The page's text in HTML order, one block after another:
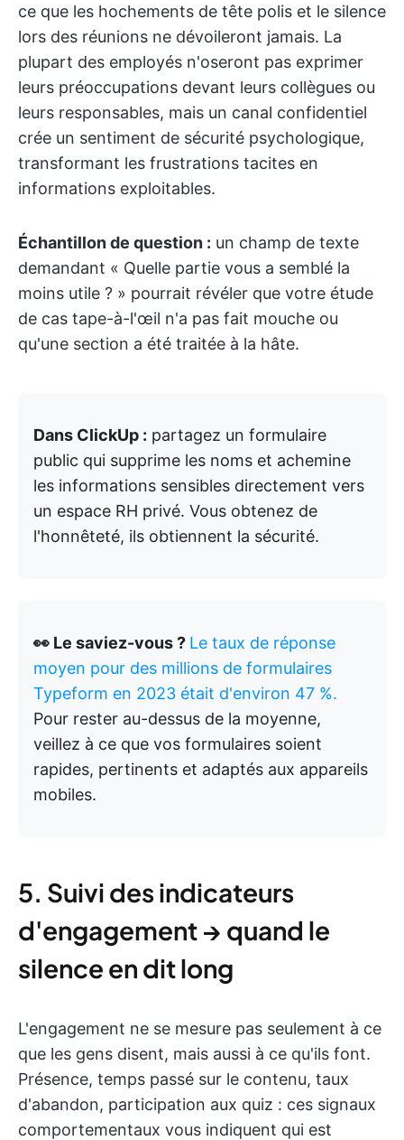
ce que les hochements de tête polis et le silence
lors des réunions ne dévoileront jamais. La
plupart des employés n'oseront pas exprimer
leurs préoccupations devant leurs collègues ou
leurs responsables, mais un canal confidentiel
crée un sentiment de sécurité psychologique,
transformant les frustrations tacites en
informations exploitables.
Échantillon de question : un champ de texte
demandant « Quelle partie vous a semblé la
moins utile ? » pourrait révéler que votre étude
de cas tape-à-l'œil n'a pas fait mouche ou
qu'une section a été traitée à la hâte.
Dans ClickUp : partagez un formulaire
public qui supprime les noms et achemine
les informations sensibles directement vers
un espace RH privé. Vous obtenez de
l'honnêteté, ils obtiennent la sécurité.
👀 Le saviez-vous ? Le taux de réponse
moyen pour des millions de formulaires
Typeform en 2023 était d'environ 47 %.
Pour rester au-dessus de la moyenne,
veillez à ce que vos formulaires soient
rapides, pertinents et adaptés aux appareils
mobiles.
5. Suivi des indicateurs
d'engagement → quand le
silence en dit long
L'engagement ne se mesure pas seulement à ce
que les gens disent, mais aussi à ce qu'ils font.
Présence, temps passé sur le contenu, taux
d'abandon, participation aux quiz : ces signaux
comportementaux vous indiquent qui est